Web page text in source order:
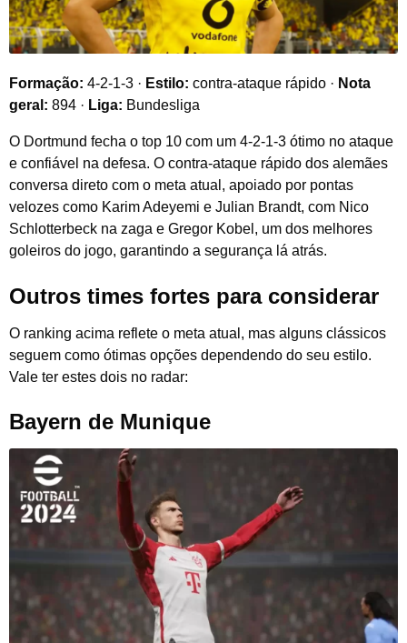
Formação: 4-2-1-3 · Estilo: contra-ataque rápido · Nota
geral: 894 · Liga: Bundesliga
O Dortmund fecha o top 10 com um 4-2-1-3 ótimo no ataque
e confiável na defesa. O contra-ataque rápido dos alemães
conversa direto com o meta atual, apoiado por pontas
velozes como Karim Adeyemi e Julian Brandt, com Nico
Schlotterbeck na zaga e Gregor Kobel, um dos melhores
goleiros do jogo, garantindo a segurança lá atrás.
Outros times fortes para considerar
O ranking acima reflete o meta atual, mas alguns clássicos
seguem como ótimas opções dependendo do seu estilo.
Vale ter estes dois no radar:
Bayern de Munique